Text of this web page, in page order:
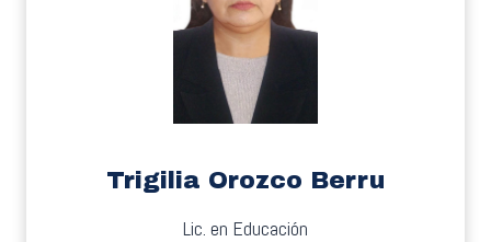
Trigilia Orozco Berru
Lic. en Educación